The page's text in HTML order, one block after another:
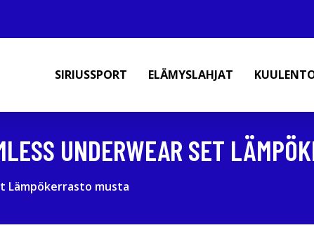
SIRIUSSPORT ELÄMYSLAHJAT
UNDERWEAR SET
Lämpökerrasto musta